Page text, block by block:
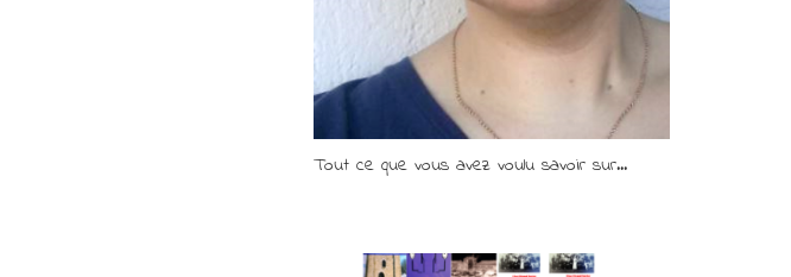
Tout ce que vous avez voulu savoir sur...